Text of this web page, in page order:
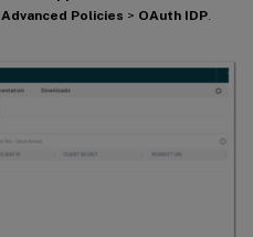
Advanced Policies > OAuth IDP.